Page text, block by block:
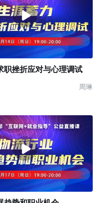
职挫折应对与心理调试
周琳